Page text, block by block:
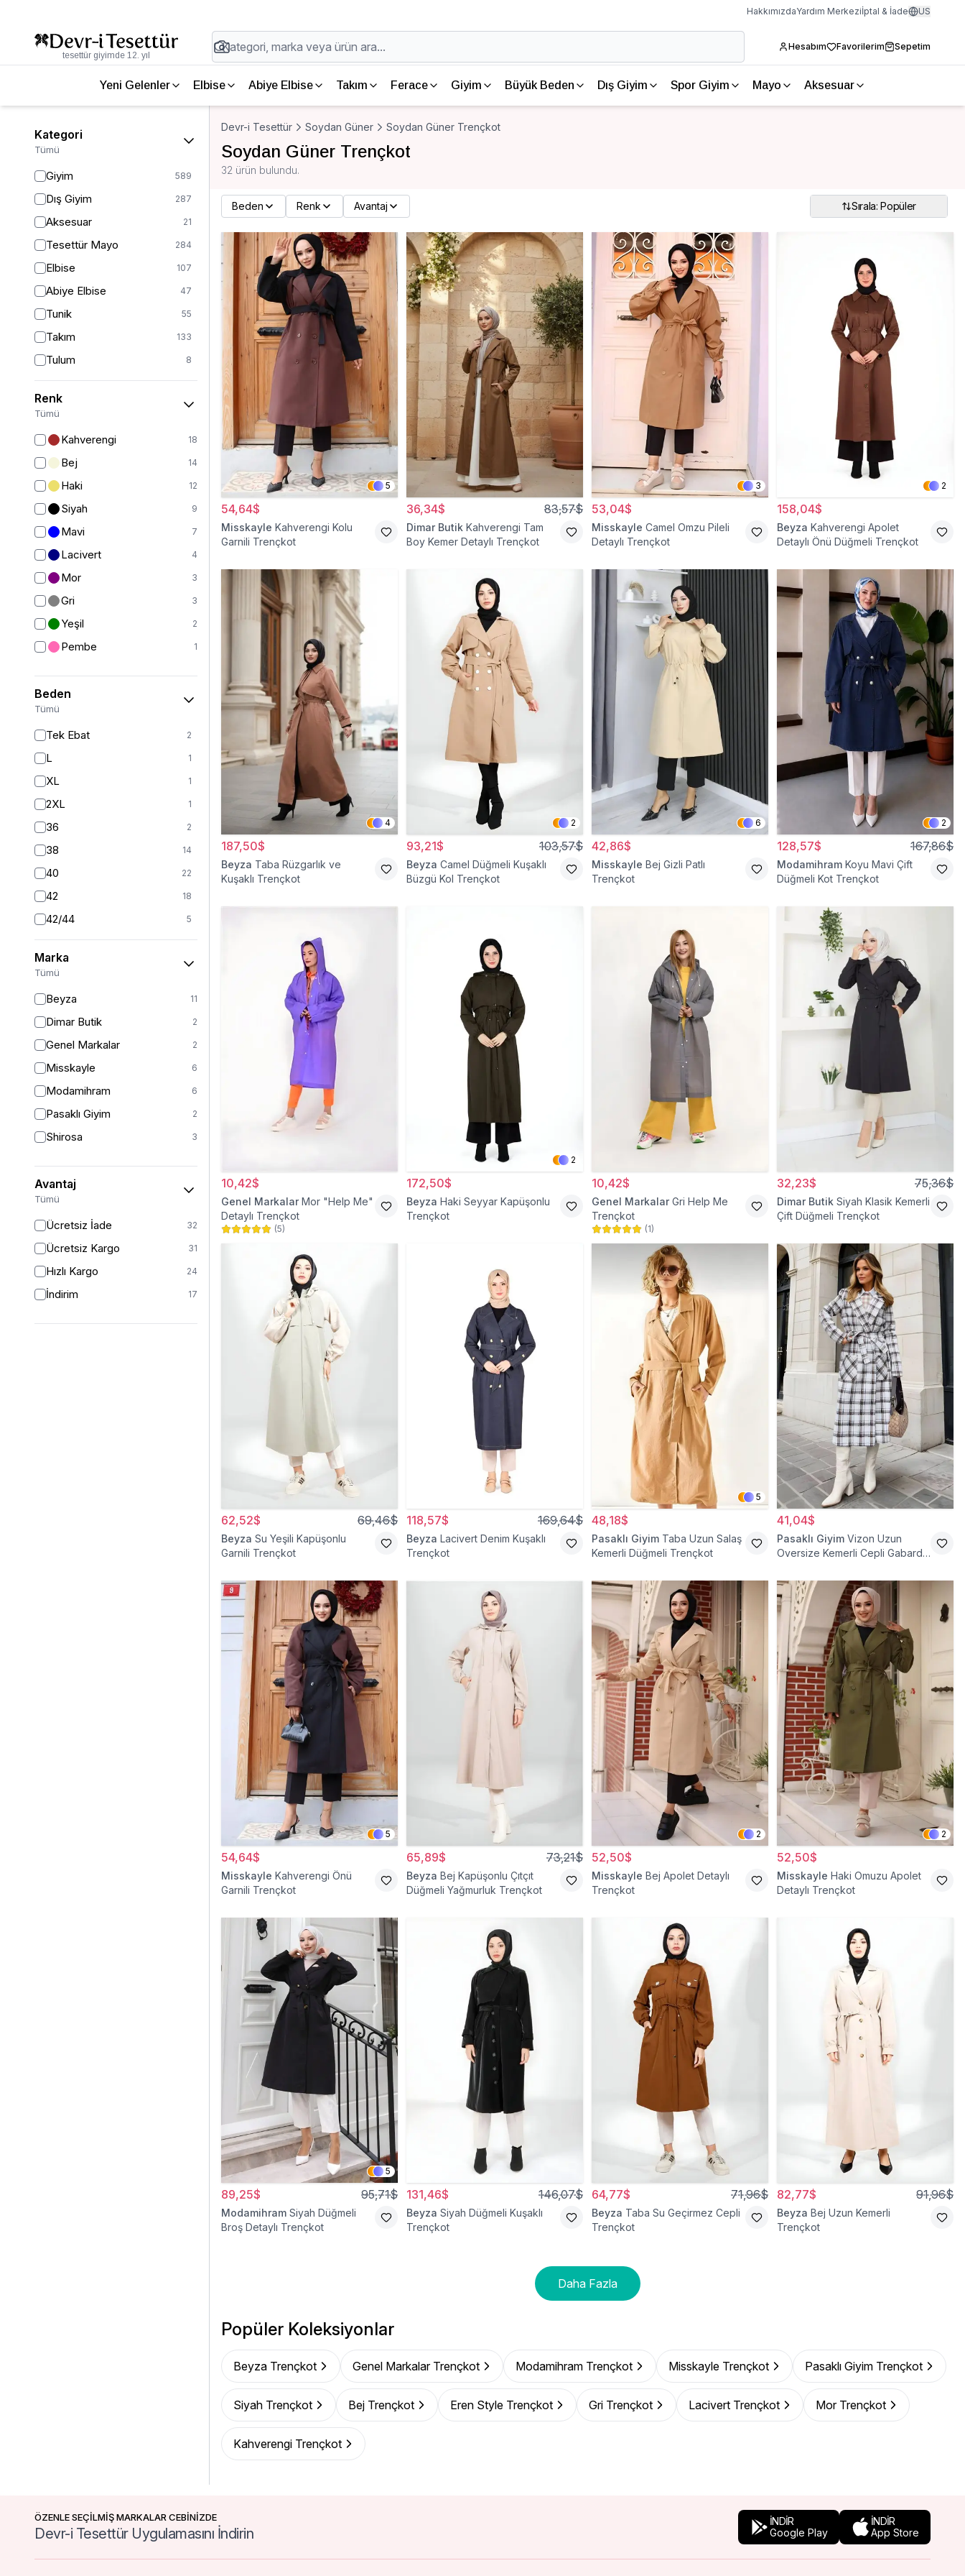
HakkımızdaYardım Merkeziİptal & İade US
tesettür giyimde 12. yıl
Hesabım Favorilerim Sepetim
Yeni Gelenler Elbise Abiye Elbise Takım Ferace Giyim Büyük Beden Dış Giyim Spor Giyim Mayo Aksesuar
Kategori
Tümü
Giyim 589
Dış Giyim 287
Aksesuar 21
Tesettür Mayo 284
Elbise 107
Abiye Elbise 47
Tunik 55
Takım 133
Tulum 8
Pantolon 148
Etek 19
Mont 20
Kız Çocuk Elbise
Kız Çocuk Giyim
Panço
Kaban
Tam Kapalı Mayo
Yarım Kapalı Mayo
Kız Çocuk Pantolon
Kız Çocuk Takım
Kız Çocuk Etek
Renk
Tümü
Kahverengi 18
Bej 14
Haki 12
Siyah 9
Mavi 7
Lacivert 4
Mor 3
Gri 3
Yeşil 2
Pembe 1
Beden
Tümü
Tek Ebat 2
L 1
XL 1
2XL 1
36 2
38 14
40 22
42 18
42/44 5
44 16
46 15
Marka
Tümü
Beyza 11
Dimar Butik 2
Genel Markalar 2
Misskayle 6
Modamihram 6
Pasaklı Giyim 2
Shirosa 3
Avantaj
Tümü
Ücretsiz İade 32
Ücretsiz Kargo 31
Hızlı Kargo 24
İndirim 17
Devr-i Tesettür Soydan Güner Soydan Güner Trençkot
Soydan Güner Trençkot
32 ürün bulundu.
Beden Renk Avantaj Sırala: Popüler
5
54,64$
Misskayle Kahverengi Kolu
Garnili Trençkot
36,34$ 83,57$
Dimar Butik Kahverengi Tam
Boy Kemer Detaylı Trençkot
3
53,04$
Misskayle Camel Omzu Pileli
Detaylı Trençkot
2
158,04$
Beyza Kahverengi Apolet
Detaylı Önü Düğmeli Trençkot
4
187,50$
Beyza Taba Rüzgarlık ve
Kuşaklı Trençkot
2
93,21$ 103,57$
Beyza Camel Düğmeli Kuşaklı
Büzgü Kol Trençkot
6
42,86$
Misskayle Bej Gizli Patlı
Trençkot
2
128,57$ 167,86$
Modamihram Koyu Mavi Çift
Düğmeli Kot Trençkot
10,42$
Genel Markalar Mor "Help Me"
Detaylı Trençkot
(5)
2
172,50$
Beyza Haki Seyyar Kapüşonlu
Trençkot
10,42$
Genel Markalar Gri Help Me
Trençkot
(1)
32,23$ 75,36$
Dimar Butik Siyah Klasik Kemerli
Çift Düğmeli Trençkot
62,52$ 69,46$
Beyza Su Yeşili Kapüşonlu
Garnili Trençkot
118,57$ 169,64$
Beyza Lacivert Denim Kuşaklı
Trençkot
5
48,18$
Pasaklı Giyim Taba Uzun Salaş
Kemerli Düğmeli Trençkot
41,04$
Pasaklı Giyim Vizon Uzun
Oversize Kemerli Cepli Gabardin
5
54,64$
Misskayle Kahverengi Önü
Garnili Trençkot
65,89$ 73,21$
Beyza Bej Kapüşonlu Çıtçıt
Düğmeli Yağmurluk Trençkot
2
52,50$
Misskayle Bej Apolet Detaylı
Trençkot
2
52,50$
Misskayle Haki Omuzu Apolet
Detaylı Trençkot
5
89,25$ 95,71$
Modamihram Siyah Düğmeli
Broş Detaylı Trençkot
131,46$ 146,07$
Beyza Siyah Düğmeli Kuşaklı
Trençkot
64,77$ 71,96$
Beyza Taba Su Geçirmez Cepli
Trençkot
82,77$ 91,96$
Beyza Bej Uzun Kemerli
Trençkot
Daha Fazla
Popüler Koleksiyonlar
Beyza Trençkot Genel Markalar Trençkot Modamihram Trençkot Misskayle Trençkot Pasaklı Giyim Trençkot
Siyah Trençkot Bej Trençkot Eren Style Trençkot Gri Trençkot Lacivert Trençkot Mor Trençkot
Kahverengi Trençkot
ÖZENLE SEÇİLMİŞ MARKALAR CEBİNİZDE
Devr-i Tesettür Uygulamasını İndirin
İNDİR
Google Play
İNDİR
App Store